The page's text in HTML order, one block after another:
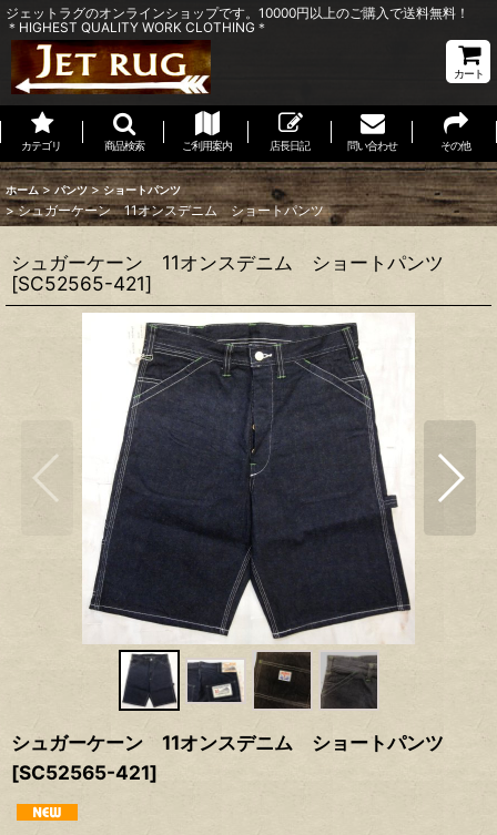
ジェットラグのオンラインショップです。10000円以上のご購入で送料無料！
＊HIGHEST QUALITY WORK CLOTHING＊
カート
カテゴリ 商品検索 ご利用案内 店長日記 問い合わせ その他
ホーム > パンツ > ショートパンツ
> シュガーケーン 11オンスデニム ショートパンツ
シュガーケーン 11オンスデニム ショートパンツ
[SC52565-421]
シュガーケーン 11オンスデニム ショートパンツ
[SC52565-421]